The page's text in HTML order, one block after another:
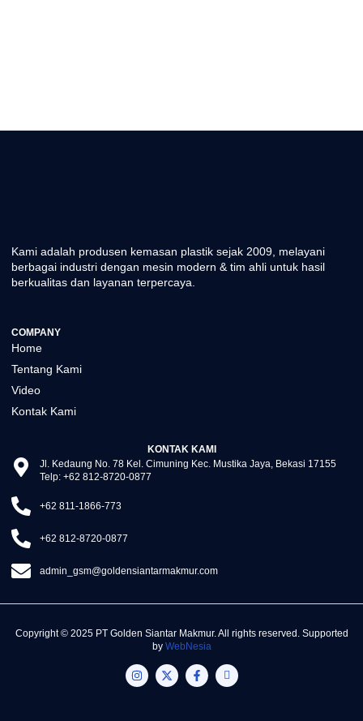
Kami adalah produsen kemasan plastik sejak 2009, melayani
berbagai industri dengan mesin modern & tim ahli untuk hasil
berkualitas dan layanan terpercaya.
COMPANY
Home
Tentang Kami
Video
Kontak Kami
KONTAK KAMI
Jl. Kedaung No. 78 Kel. Cimuning Kec. Mustika Jaya, Bekasi 17155
Telp: +62 812-8720-0877
+62 811-1866-773
+62 812-8720-0877
admin_gsm@goldensiantarmakmur.com
Copyright © 2025 PT Golden Siantar Makmur. All rights reserved. Supported
by WebNesia